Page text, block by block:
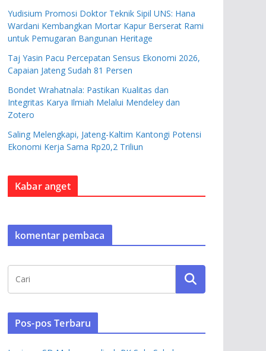
Yudisium Promosi Doktor Teknik Sipil UNS: Hana
Wardani Kembangkan Mortar Kapur Berserat Rami
untuk Pemugaran Bangunan Heritage
Taj Yasin Pacu Percepatan Sensus Ekonomi 2026,
Capaian Jateng Sudah 81 Persen
Bondet Wrahatnala: Pastikan Kualitas dan
Integritas Karya Ilmiah Melalui Mendeley dan
Zotero
Saling Melengkapi, Jateng-Kaltim Kantongi Potensi
Ekonomi Kerja Sama Rp20,2 Triliun
Kabar anget
komentar pembaca
Pos-pos Terbaru